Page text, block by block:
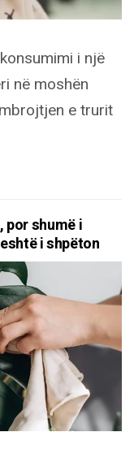
i një
në moshën
e trurit
por shumë i
i shpëton